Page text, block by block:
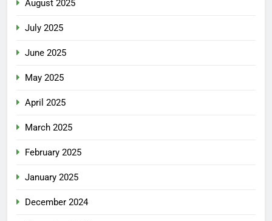
August 2025
July 2025
June 2025
May 2025
April 2025
March 2025
February 2025
January 2025
December 2024